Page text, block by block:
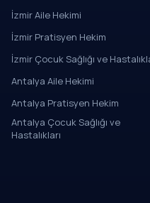
İzmir Aile Hekimi
İzmir Pratisyen Hekim
İzmir Çocuk Sağlığı ve
Antalya Aile Hekimi
Antalya Pratisyen Hekim
Antalya Çocuk Sağlığı ve
Hastalıkları